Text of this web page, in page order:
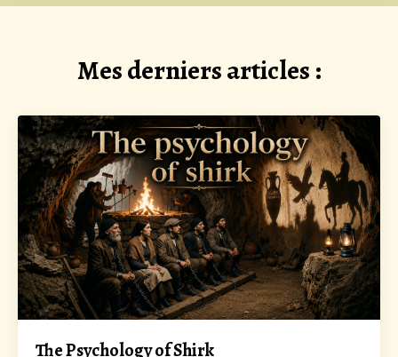
Mes derniers articles :
The Psychology of Shirk